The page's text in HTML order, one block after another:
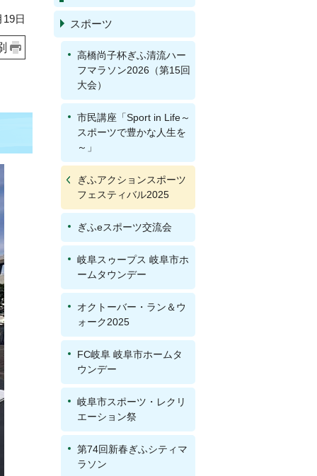
日 スポーツ
高橋尚子杯ぎふ清流ハー
フマラソン2026（第15回
大会）
市民講座「Sport in Life～
スポーツで豊かな人生を
～」
ぎふアクションスポーツ
フェスティバル2025
ぎふeスポーツ交流会
岐阜スゥープス 岐阜市ホ
ームタウンデー
オクトーバー・ラン＆ウ
ォーク2025
FC岐阜 岐阜市ホームタ
ウンデー
岐阜市スポーツ・レクリ
エーション祭
第74回新春ぎふシティマ
ラソン